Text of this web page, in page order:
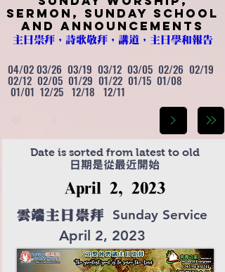
sermon, sunday school
and announcements
主日崇拜，詩歌敬拜，講道，主日學和報告
04/02 03/26 03/19 03/12 03/05 02/26 02/19
02/12 02/05 01/29 01/22 01/15 01/08
01/01 12/25 12/18 12/11
Date is sorted from latest to old
日期是從最近開始
April 2, 2023
雲端主日崇拜 Sunday Service
April 2, 2023